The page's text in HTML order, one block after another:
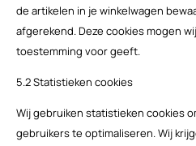
de artikelen in je winkelwagen
afgerekend. Deze cookies mogen
toestemming voor geeft.
5.2 Statistieken cookies
Wij gebruiken statistieken cookies
gebruikers te optimaliseren. Wij